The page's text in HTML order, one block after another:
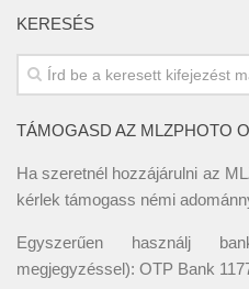
KERESÉS
TÁMOGASD AZ MLZPHOTO
Ha szeretnél hozzájárulni az
kérlek támogass némi
Egyszerűen használj
megjegyzéssel): OTP Bank